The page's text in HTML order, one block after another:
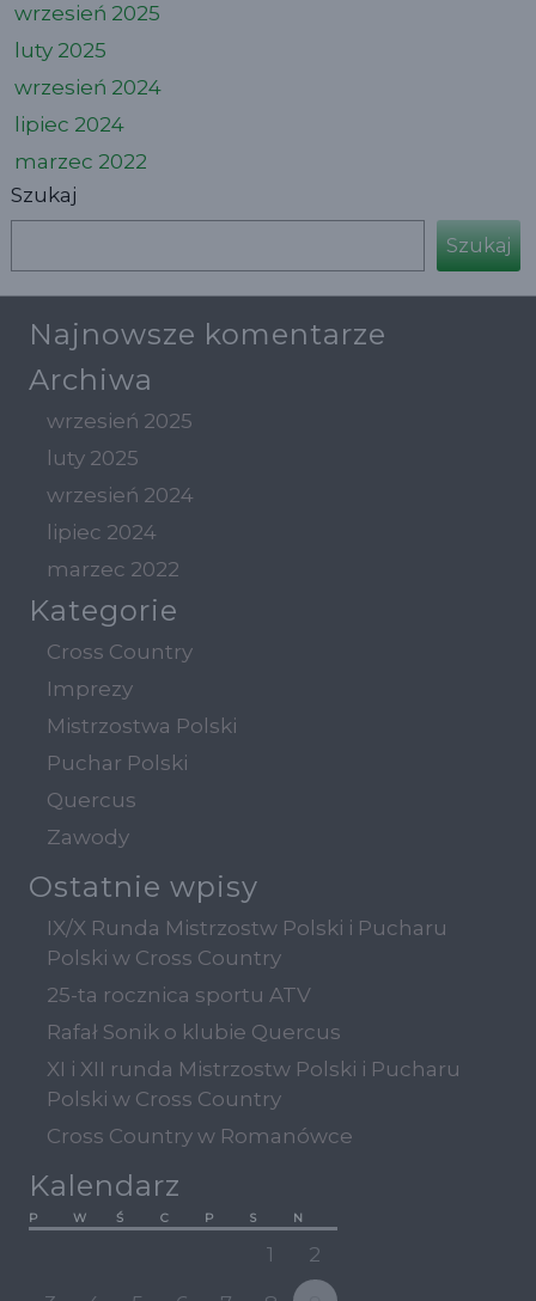
wrzesień 2025
luty 2025
wrzesień 2024
lipiec 2024
marzec 2022
Szukaj
Szukaj
Najnowsze komentarze
Archiwa
wrzesień 2025
luty 2025
wrzesień 2024
lipiec 2024
marzec 2022
Kategorie
Cross Country
Imprezy
Mistrzostwa Polski
Puchar Polski
Quercus
Zawody
Ostatnie wpisy
IX/X Runda Mistrzostw Polski i Pucharu
Polski w Cross Country
25-ta rocznica sportu ATV
Rafał Sonik o klubie Quercus
XI i XII runda Mistrzostw Polski i Pucharu
Polski w Cross Country
Cross Country w Romanówce
Kalendarz
P W Ś C P S N
1 2